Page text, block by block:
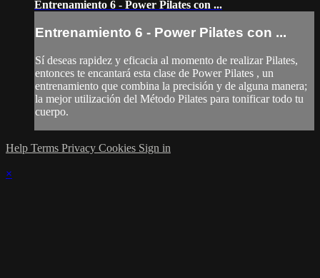
Entrenamiento 6 - Power Pilates con ...
Entrenamiento 6 - Power Pilates con ...
Sí deseas rapidez y eficacia al momento de realizar Pilates,
entonces te encantará esta clase de Power Pilates , un
entrenamiento que combina la precisión y de alguna manera;
la mejor utilización del Método Pilates para tonificar todo tu
cuerpo.
Help Terms Privacy Cookies Sign in
×